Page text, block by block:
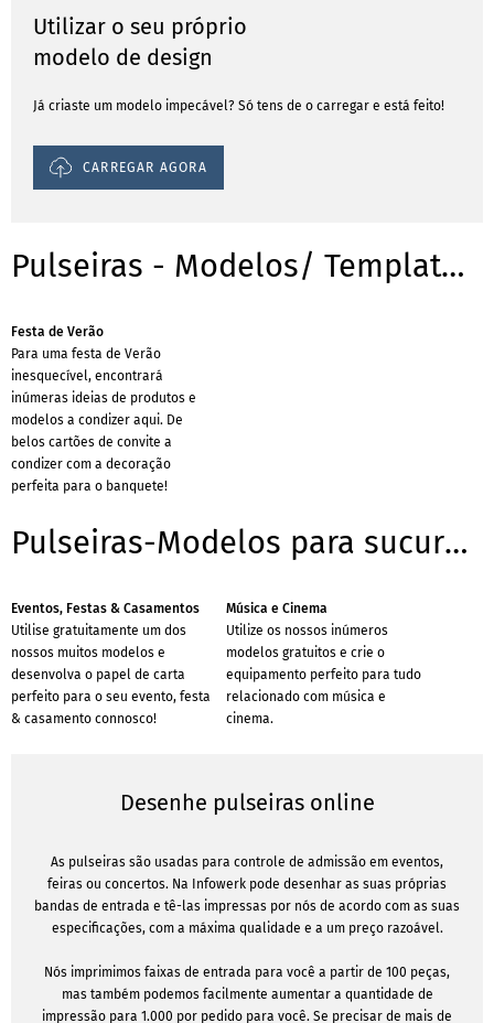
Utilizar o seu próprio
modelo de design
Já criaste um modelo impecável? Só tens de o carregar e está feito!
CARREGAR AGORA
Pulseiras - Modelos/ Templates para ocasiões
Festa de Verão
Para uma festa de Verão
inesquecível, encontrará
inúmeras ideias de produtos e
modelos a condizer aqui. De
belos cartões de convite a
condizer com a decoração
perfeita para o banquete!
Pulseiras-Modelos para sucursais
Eventos, Festas & Casamentos
Utilise gratuitamente um dos
nossos muitos modelos e
desenvolva o papel de carta
perfeito para o seu evento, festa
& casamento connosco!
Música e Cinema
Utilize os nossos inúmeros
modelos gratuitos e crie o
equipamento perfeito para tudo
relacionado com música e
cinema.
Desenhe pulseiras online
As pulseiras são usadas para controle de admissão em eventos,
feiras ou concertos. Na Infowerk pode desenhar as suas próprias
bandas de entrada e tê-las impressas por nós de acordo com as suas
especificações, com a máxima qualidade e a um preço razoável.
Nós imprimimos faixas de entrada para você a partir de 100 peças,
mas também podemos facilmente aumentar a quantidade de
impressão para 1.000 por pedido para você. Se precisar de mais de